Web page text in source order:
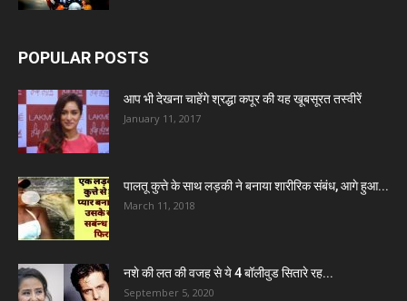
POPULAR POSTS
आप भी देखना चाहेंगे श्रद्धा कपूर की यह खूबसूरत तस्वीरें
January 11, 2017
पालतू कुत्ते के साथ लड़की ने बनाया शारीरिक संबंध, आगे हुआ...
March 11, 2018
नशे की लत की वजह से ये 4 बॉलीवुड सितारे रह...
September 5, 2020